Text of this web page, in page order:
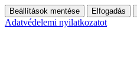
Beállítások mentése Elfogadás
Adatvédelemi nyilatkozatot